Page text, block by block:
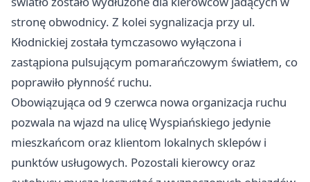
stronę obwodnicy. Z kolei sygnalizacja przy ul.
Kłodnickiej została tymczasowo wyłączona i
zastąpiona pulsującym pomarańczowym światłem, co
poprawiło płynność ruchu.
Obowiązująca od 9 czerwca nowa organizacja ruchu
pozwala na wjazd na ulicę Wyspiańskiego jedynie
mieszkańcom oraz klientom lokalnych sklepów i
punktów usługowych. Pozostali kierowcy oraz